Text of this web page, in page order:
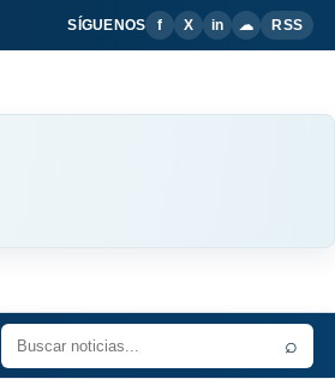
SÍGUENOS f X in ☁ RSS
⌕